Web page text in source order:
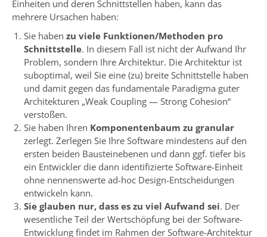
Einheiten und deren Schnittstellen haben, kann das
mehrere Ursachen haben:
Sie haben zu viele Funktionen/Methoden pro
Schnittstelle. In diesem Fall ist nicht der Aufwand Ihr
Problem, sondern Ihre Architektur. Die Architektur ist
suboptimal, weil Sie eine (zu) breite Schnittstelle haben
und damit gegen das fundamentale Paradigma guter
Architekturen „Weak Coupling — Strong Cohesion“
verstoßen.
Sie haben Ihren Komponentenbaum zu granular
zerlegt. Zerlegen Sie Ihre Software mindestens auf den
ersten beiden Bausteinebenen und dann ggf. tiefer bis
ein Entwickler die dann identifizierte Software-Einheit
ohne nennenswerte ad-hoc Design-Entscheidungen
entwickeln kann.
Sie glauben nur, dass es zu viel Aufwand sei. Der
wesentliche Teil der Wertschöpfung bei der Software-
Entwicklung findet im Rahmen der Software-Architektur